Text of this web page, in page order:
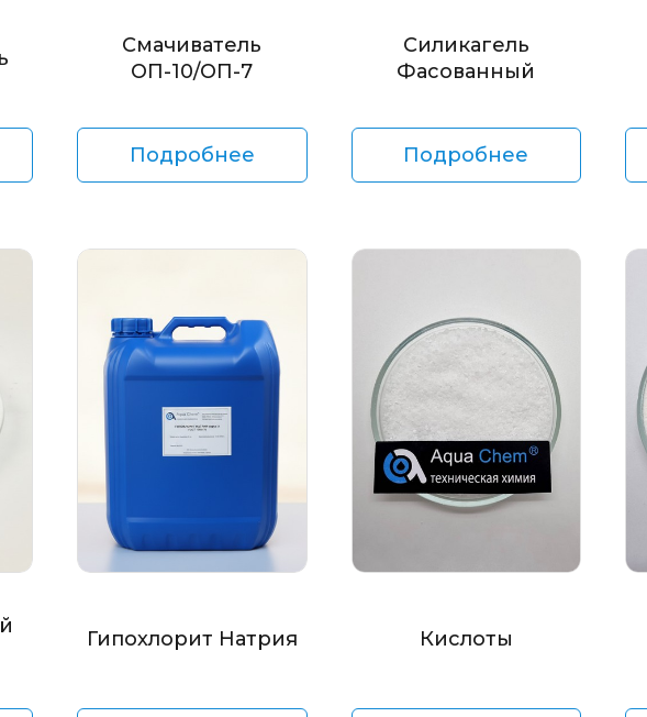
Смачиватель
ОП-10/ОП-7
Подробнее
Силикагель
Фасованный
Подробнее
Гипохлорит Натрия Кислоты